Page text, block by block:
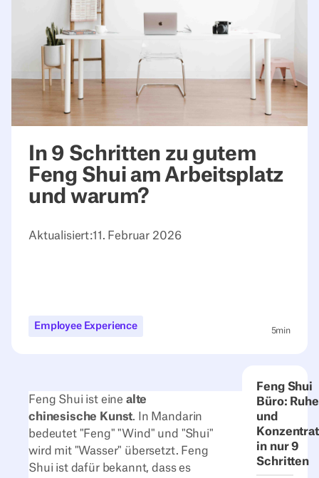
In 9 Schritten zu gutem
Feng Shui am Arbeitsplatz
und warum?
Aktualisiert:11. Februar 2026
Employee Experience 5min
Feng Shui
Büro: Ruhe
und
in nur 9
Schritten
Feng Shui ist eine alte
chinesische Kunst. In Mandarin
bedeutet "Feng" "Wind" und "Shui"
wird mit "Wasser" übersetzt. Feng
Shui ist dafür bekannt, dass es